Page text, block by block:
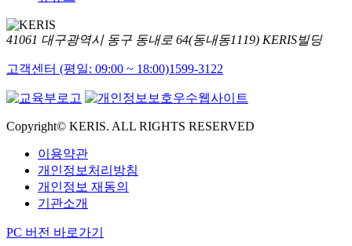
41061 대구광역시 동구 동내로 64(동내동1119) KERIS빌딩
고객센터 (평일: 09:00 ~ 18:00)1599-3122
Copyright© KERIS. ALL RIGHTS RESERVED
이용약관
개인정보처리방침
개인정보 재동의
기관소개
PC 버전 바로가기